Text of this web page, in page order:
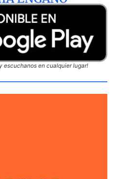
escuchanos en cualquier lugar!